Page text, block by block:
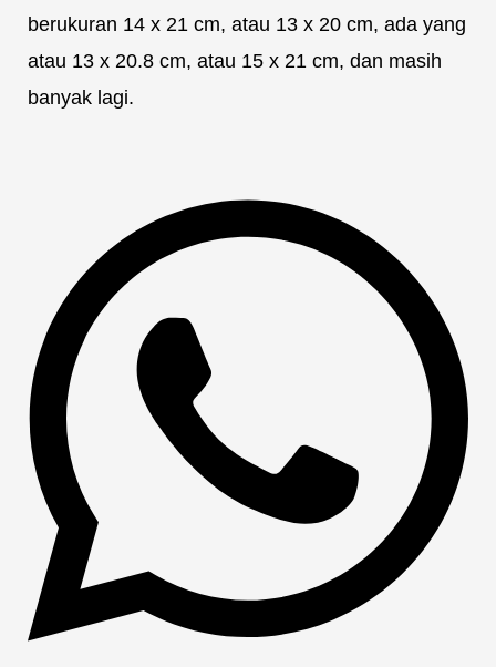
berukuran 14 x 21 cm, atau 13 x 20 cm, ada yang
atau 13 x 20.8 cm, atau 15 x 21 cm, dan masih
banyak lagi.